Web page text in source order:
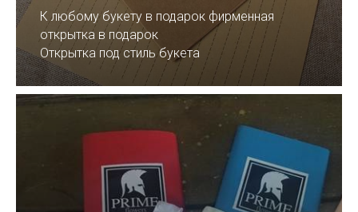
К любому букету в подарок фирменная
открытка в подарок
Открытка под стиль букета